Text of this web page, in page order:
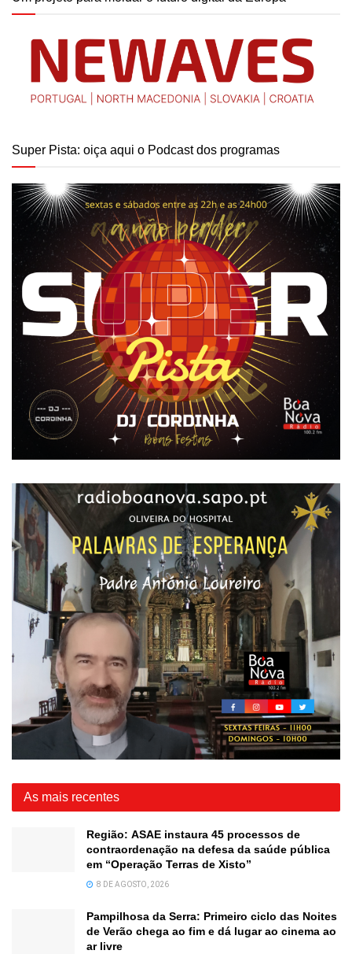
Super Pista: oiça aqui o Podcast dos programas
As mais recentes
Região: ASAE instaura 45 processos de
contraordenação na defesa da saúde pública
em “Operação Terras de Xisto”
8 DE AGOSTO, 2026
Pampilhosa da Serra: Primeiro ciclo das Noites
de Verão chega ao fim e dá lugar ao cinema ao
ar livre